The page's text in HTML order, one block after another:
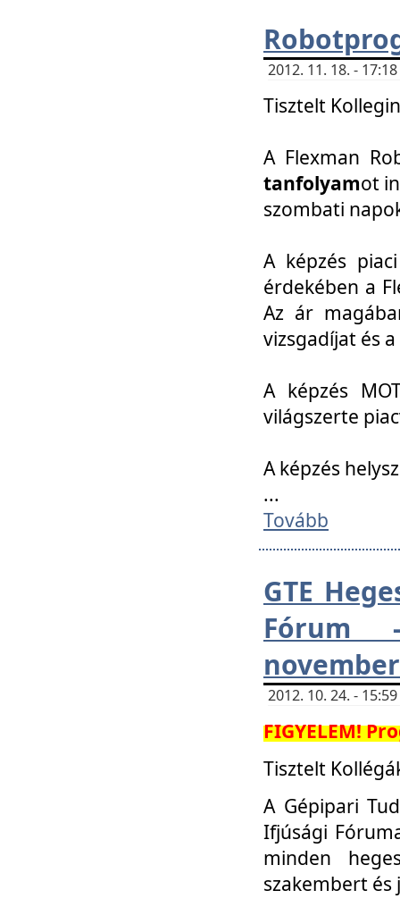
2012. 11. 18. -
Tisztelt
A Flexman
tanfolyamot
szombati
A képzés
érdekében a
Az ár
vizsgadíjat és
A képzés
világszerte
A képzés
...
Tovább
GTE
Fórum
2012. 10. 24. -
FIGYELEM!
Tisztelt
A Gépipari
Ifjúsági
minden
szakembert